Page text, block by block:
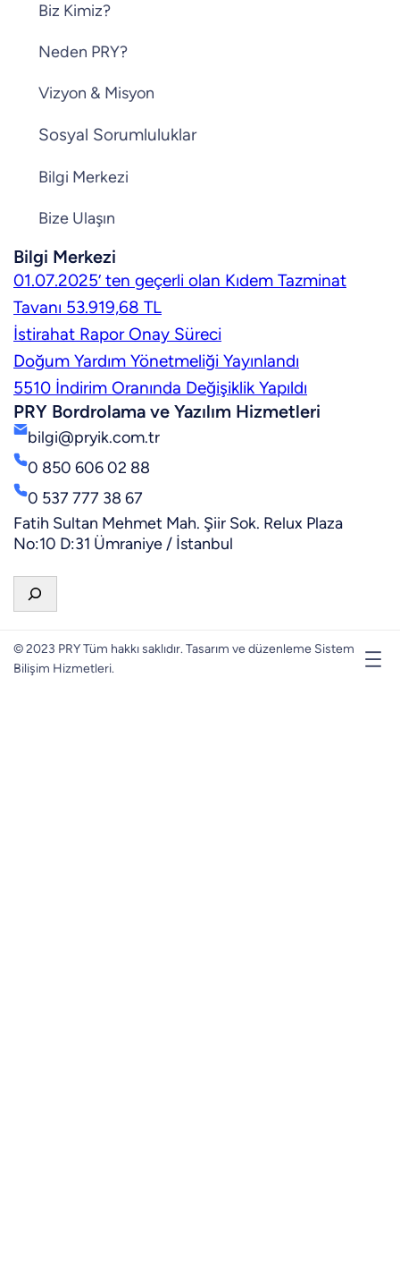
Biz Kimiz?
Neden PRY?
Vizyon & Misyon
Sosyal Sorumluluklar
Bilgi Merkezi
Bize Ulaşın
Bilgi Merkezi
01.07.2025’ ten geçerli olan Kıdem Tazminat
Tavanı 53.919,68 TL
İstirahat Rapor Onay Süreci
Doğum Yardım Yönetmeliği Yayınlandı
5510 İndirim Oranında Değişiklik Yapıldı
PRY Bordrolama ve Yazılım Hizmetleri
bilgi@pryik.com.tr
0 850 606 02 88
0 537 777 38 67
Fatih Sultan Mehmet Mah. Şiir Sok. Relux Plaza
No:10 D:31 Ümraniye / İstanbul
r
© 2023 PRY Tüm hakkı saklıdır. Tasarım ve düzenleme Sistem
Bilişim Hizmetleri.